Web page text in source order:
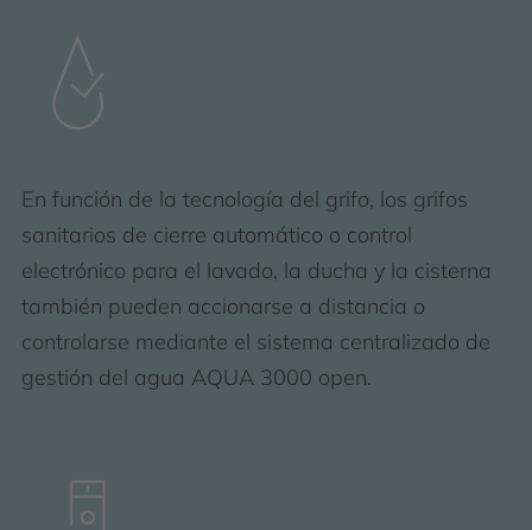
En función de la tecnología del grifo, los grifos
sanitarios de cierre automático o control
electrónico para el lavado, la ducha y la cisterna
también pueden accionarse a distancia o
controlarse mediante el sistema centralizado de
gestión del agua AQUA 3000 open.